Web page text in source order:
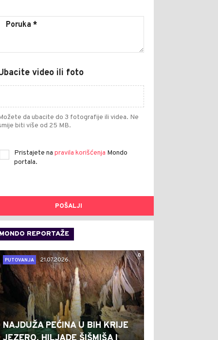
video ili foto
da ubacite do 3 fotografije ili videa. Ne
biti više od 25 MB.
Pristajete na pravila korišćenja Mondo
portala.
POŠALJI
MONDO REPORTAŽE
0
PUTOVANJA
21.07.2026.
NAJDUŽA PEĆINA U BIH KRIJE